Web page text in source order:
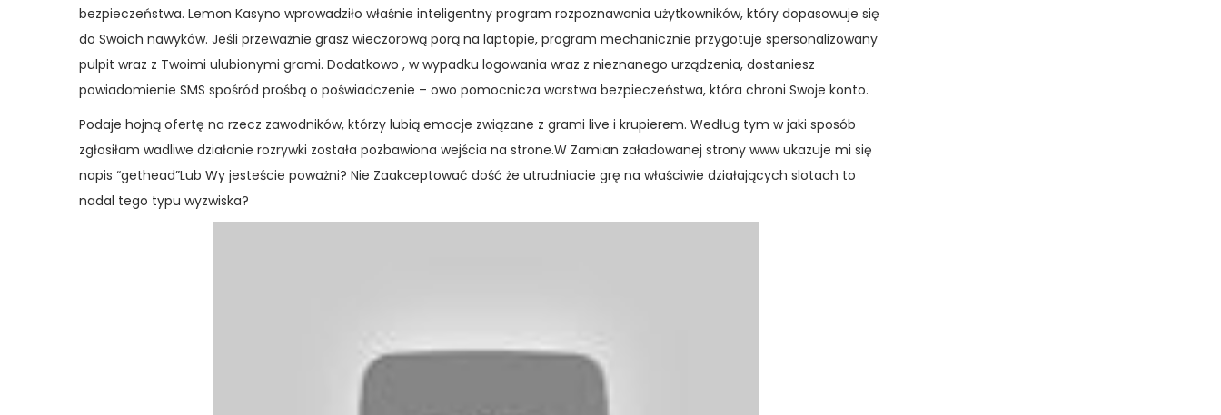
bezpieczeństwa. Lemon Kasyno wprowadziło właśnie inteligentny program rozpoznawania użytkowników, który dopasowuje się
do Swoich nawyków. Jeśli przeważnie grasz wieczorową porą na laptopie, program mechanicznie przygotuje spersonalizowany
pulpit wraz z Twoimi ulubionymi grami. Dodatkowo , w wypadku logowania wraz z nieznanego urządzenia, dostaniesz
powiadomienie SMS spośród prośbą o poświadczenie – owo pomocnicza warstwa bezpieczeństwa, która chroni Swoje konto.
Podaje hojną ofertę na rzecz zawodników, którzy lubią emocje związane z grami live i krupierem. Według tym w jaki sposób
zgłosiłam wadliwe działanie rozrywki została pozbawiona wejścia na strone.W Zamian załadowanej strony www ukazuje mi się
napis “gethead”Lub Wy jesteście poważni? Nie Zaakceptować dość że utrudniacie grę na właściwie działających slotach to
nadal tego typu wyzwiska?